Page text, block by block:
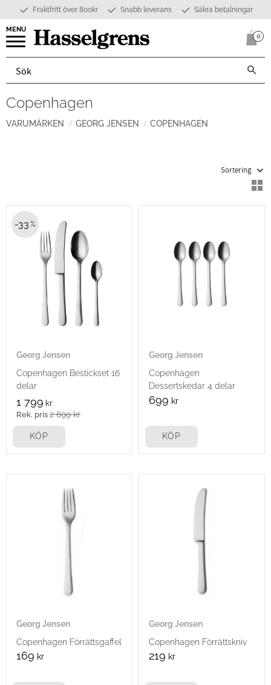
Meny
Fraktfritt över 800kr Snabb leverans Säkra betalningar
0
Copenhagen
VARUMÄRKEN GEORG JENSEN COPENHAGEN
Georg Jensen
Copenhagen Bestickset 16
delar
1 799 kr
2 699kr
33 %
KÖP
Georg Jensen
Copenhagen
Dessertskedar 4 delar
699 kr
KÖP
Georg Jensen
Copenhagen Förrättsgaffel
169 kr
Georg Jensen
Copenhagen Förrättskniv
219 kr